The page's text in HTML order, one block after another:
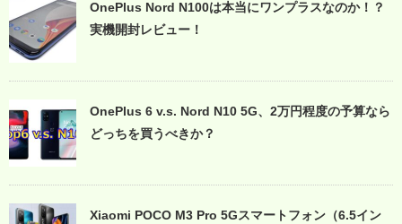
OnePlus Nord N100は本当にワンプラスなのか！？
実機開封レビュー！
OnePlus 6 v.s. Nord N10 5G、2万円程度の予算なら
どっちを買うべきか？
Xiaomi POCO M3 Pro 5Gスマートフォン（6.5イン